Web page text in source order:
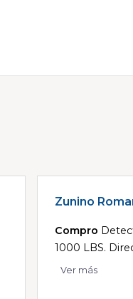
Zunino
Compro
1000 LBS.
Ver más